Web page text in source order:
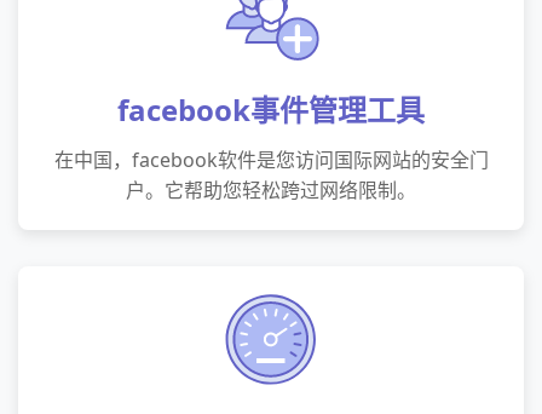
facebook事件管理工具
在中国，facebook软件是您访问国际网站的安全门
户。它帮助您轻松跨过网络限制。